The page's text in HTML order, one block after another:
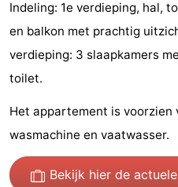
Binnenspeeltuinen
-
&
Steden
Natuur
Rondleidingen
Indeling: 1e verdieping, hal,
en balkon met prachtig
verdieping: 3 slaapkamers
toilet.
Het appartement is voorzien
wasmachine en vaatwasser.
Bekijk hier de